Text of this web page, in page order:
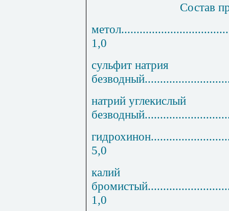
Состав
метол
1,0
сульфит натрия
безводный
натрий углекислый
безводный
гидрохинон
5,0
калий
бромистый
1,0